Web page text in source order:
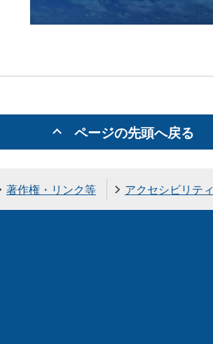
ページの先頭へ戻る
著作権・リンク等 アクセシビリティ